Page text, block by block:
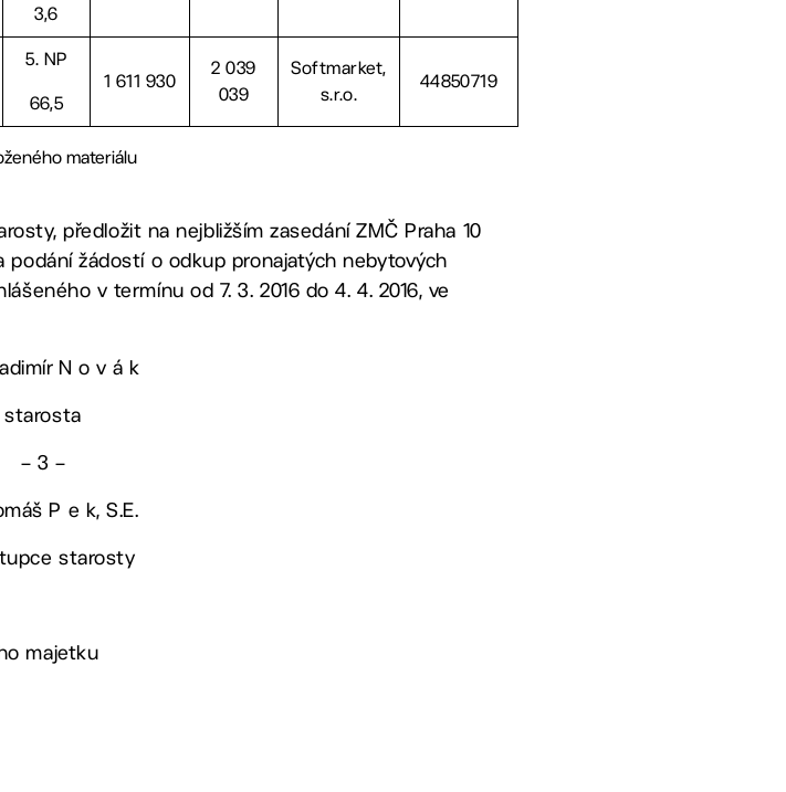
3,6
5. NP
66,5
1 611 930
2 039
039
Softmarket,
s.r.o.
44850719
materiálu
předložit na nejbližším zasedání ZMČ Praha 10
žádostí o odkup pronajatých nebytových
v termínu od 7. 3. 2016 do 4. 4. 2016, ve
N o v á k
starosta
– 3 –
P e k, S.E.
starosty
majetku